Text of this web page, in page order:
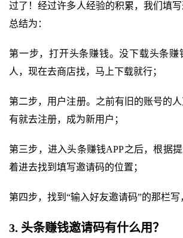
过了！经过许多人经验的积累，我们填
总结为：
第一步，打开头条赚钱。没下载头条赚
人，现在去商店找，马上下载就行；
第二步，用户注册。之前有旧的账号的
有就去注册，成为新用户；
第三步，进入头条赚钱APP之后，根据
着进去找到填写邀请码的位置；
第四步，找到“输入好友邀请码”的那栏写
3. 头条赚钱邀请码有什么用？